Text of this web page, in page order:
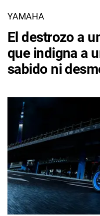
YAMAHA
El destrozo a
que indigna a
sabido ni